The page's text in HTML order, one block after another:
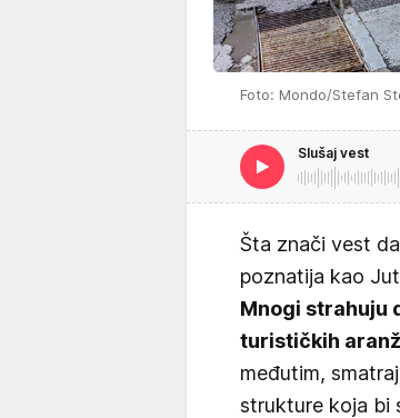
Foto: Mondo/Stefan
Slušaj vest
Šta znači vest
poznatija kao
Mnogi strahuju
turističkih
međutim,
strukture koja bi